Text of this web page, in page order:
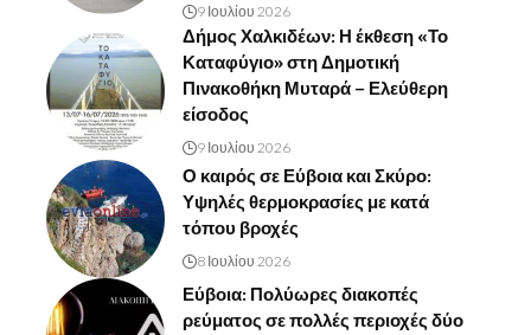
9 Ιουλίου 2026
Δήμος Χαλκιδέων: Η έκθεση «Το
Καταφύγιο» στη Δημοτική
Πινακοθήκη Μυταρά – Ελεύθερη
είσοδος
9 Ιουλίου 2026
Ο καιρός σε Εύβοια και Σκύρο:
Υψηλές θερμοκρασίες με κατά
τόπου βροχές
8 Ιουλίου 2026
Εύβοια: Πολύωρες διακοπές
ρεύματος σε πολλές περιοχές δύο